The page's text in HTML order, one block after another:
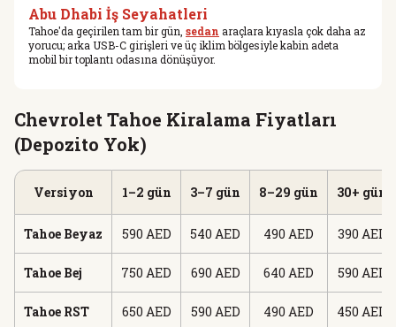
Abu Dhabi İş Seyahatleri
Tahoe'da geçirilen tam bir gün, sedan araçlara kıyasla çok daha az
yorucu; arka USB-C girişleri ve üç iklim bölgesiyle kabin adeta
mobil bir toplantı odasına dönüşüyor.
Chevrolet Tahoe Kiralama Fiyatları
(Depozito Yok)
Versiyon 1–2 gün 3–7 gün 8–29 gün 30+ gün
Tahoe Beyaz 590 AED 540 AED 490 AED 390 AED
Tahoe Bej 750 AED 690 AED 640 AED 590 AED
Tahoe RST 650 AED 590 AED 490 AED 450 AED